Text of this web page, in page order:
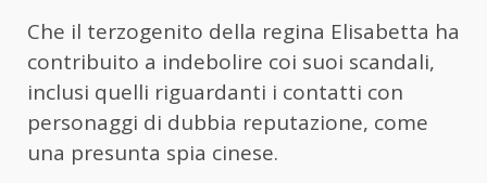
Che il terzogenito della regina Elisabetta ha
contribuito a indebolire coi suoi scandali,
inclusi quelli riguardanti i contatti con
personaggi di dubbia reputazione, come
una presunta spia cinese.